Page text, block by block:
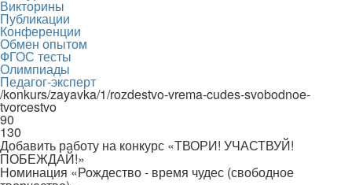
Викторины
Публикации
Конференции
Обмен опытом
ФГОС тесты
Олимпиады
Педагог-эксперт
/konkurs/zayavka/1/rozdestvo-vrema-cudes-svobodnoe-
tvorcestvo
90
130
Добавить работу на конкурс «ТВОРИ! УЧАСТВУЙ!
ПОБЕЖДАЙ!»
Номинация «Рождество - время чудес (свободное